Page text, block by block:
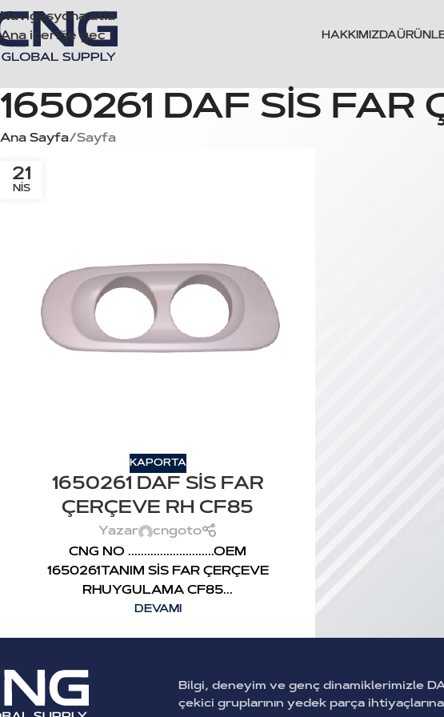
Navigasyona atla
Ana içeriğe geç
HAKKIMIZDA
1650261 DAF SİS FAR
Ana Sayfa Sayfa
21
NIS
KAPORTA
1650261 DAF SİS FAR
ÇERÇEVE RH CF85
Yazar
cngoto
CNG NO ...........................OEM
1650261TANIM SİS FAR ÇERÇEVE
RHUYGULAMA CF85...
DEVAMI
Bilgi, deneyim ve genç dinamiklerimizle
çekici gruplarının yedek parça